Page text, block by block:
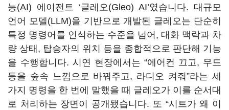
능(AI) 에이전트 ‘글레오(Gleo) AI’였습니다. 대규모
언어 모델(LLM)을 기반으로 개발된 글레오는 단순히
특정 명령어를 인식하는 수준을 넘어, 대화 맥락과 차
량 상태, 탑승자의 위치 등을 종합적으로 판단해 기능
을 수행합니다. 시연 현장에서는 “에어컨 끄고, 무드
등을 숲속 느낌으로 바꿔주고, 라디오 켜줘”라는 세
가지 명령을 한 번에 말했을 때 글레오가 이를 순서대
로 처리하는 장면이 공개됐습니다. 또 “시트가 왜 이